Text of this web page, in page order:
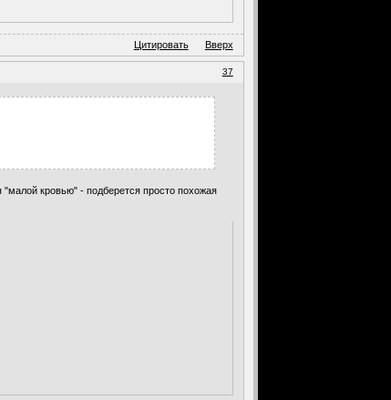
Цитировать Вверх
37
кровью" - подберется просто похожая